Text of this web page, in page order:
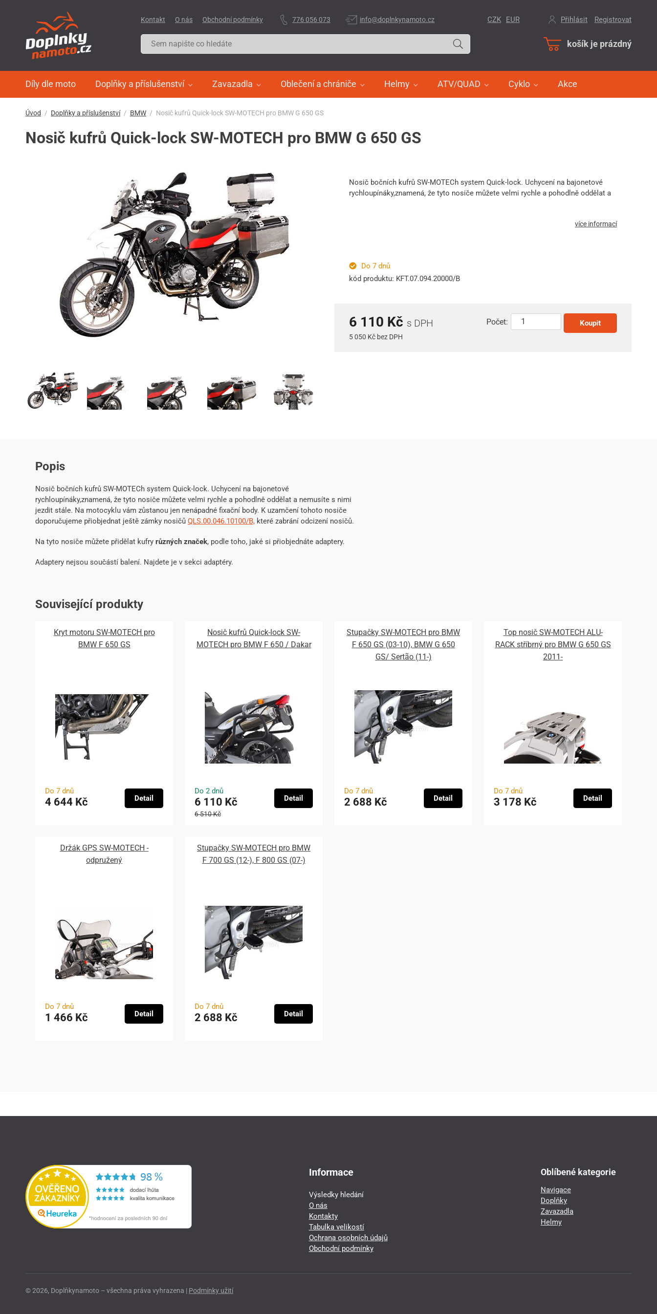
košík je prázdný
Díly dle moto Doplňky a příslušenství Zavazadla Oblečení a chrániče Helmy ATV/QUAD Cyklo Akce
CZK EUR Přihlásit Registrovat
Kontakt O nás Obchodní podmínky 776 056 073 info@doplnkynamoto.cz
Úvod Doplňky a příslušenství BMW Nosič kufrů Quick-lock SW-MOTECH pro BMW G 650 GS
Nosič kufrů Quick-lock SW-MOTECH pro BMW G 650 GS
Nosič bočních kufrů SW-MOTECh system Quick-lock. Uchycení na bajonetové
rychloupínáky,znamená, že tyto nosiče můžete velmi rychle a pohodlně oddělat a
více informací
Do 7 dnů
kód produktu: KFT.07.094.20000/B
6 110 Kč s DPH
5 050 Kč bez DPH
Počet: Koupit
Popis
Nosič bočních kufrů SW-MOTECh system Quick-lock. Uchycení na bajonetové
rychloupínáky,znamená, že tyto nosiče můžete velmi rychle a pohodlně oddělat a nemusíte s nimi
jezdit stále. Na motocyklu vám zůstanou jen nenápadné fixační body. K uzamčení tohoto nosiče
doporučujeme přiobjednat ještě zámky nosičů QLS.00.046.10100/B, které zabrání odcizení nosičů.
Na tyto nosiče můžete přidělat kufry různých značek, podle toho, jaké si přiobjednáte adaptery.
Adaptery nejsou součástí balení. Najdete je v sekci adaptéry.
Související produkty
Kryt motoru SW-MOTECH pro
BMW F 650 GS
Do 7 dnů
4 644 Kč Detail
Nosič kufrů Quick-lock SW-
MOTECH pro BMW F 650 / Dakar
Do 2 dnů
6 110 Kč
6 510 Kč
Detail
Stupačky SW-MOTECH pro BMW
F 650 GS (03-10), BMW G 650
GS/ Sertão (11-)
Do 7 dnů
2 688 Kč Detail
Top nosič SW-MOTECH ALU-
RACK stříbrný pro BMW G 650 GS
2011-
Do 7 dnů
3 178 Kč Detail
Držák GPS SW-MOTECH -
odpružený
Do 7 dnů
1 466 Kč Detail
Stupačky SW-MOTECH pro BMW
F 700 GS (12-), F 800 GS (07-)
Do 7 dnů
2 688 Kč Detail
Informace
Výsledky hledání
O nás
Kontakty
Tabulka velikostí
Ochrana osobních údajů
Obchodní podmínky
Oblíbené kategorie
Navigace
Doplňky
Zavazadla
Helmy
© 2026, Doplňkynamoto – všechna práva vyhrazena | Podmínky užití